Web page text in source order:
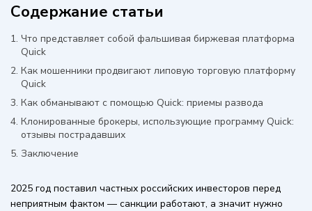
Содержание статьи
Что представляет собой фальшивая биржевая платформа
Quick
Как мошенники продвигают липовую торговую платформу
Quick
Как обманывают с помощью Quick: приемы развода
Клонированные брокеры, использующие программу Quick:
отзывы пострадавших
Заключение
2025 год поставил частных российских инвесторов перед
неприятным фактом — санкции работают, а значит нужно